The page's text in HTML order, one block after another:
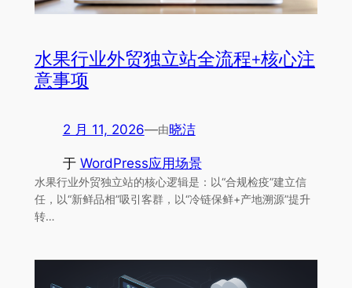
水果行业外贸独立站全流程+核心注
意事项
2 月 11, 2026—由晓洁
于 WordPress应用场景
水果行业外贸独立站的核心逻辑是：以“合规检疫”建立信
任，以“新鲜品相”吸引客群，以“冷链保鲜+产地溯源”提升
转…